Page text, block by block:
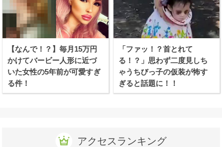
【なんで！？】毎月15万円
かけてバービー人形に近づ
いた女性の5年前が可愛すぎ
る件！
「ファッ！？首とれて
る！？」思わず二度見しち
ゃうちびっ子の仮装が怖す
ぎると話題に！！
アクセスランキング